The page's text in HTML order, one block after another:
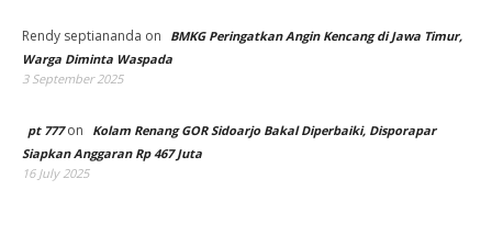
Rendy septiananda on
BMKG Peringatkan Angin Kencang di Jawa Timur,
Warga Diminta Waspada
3 September 2025
pt 777on
Kolam Renang GOR Sidoarjo Bakal Diperbaiki, Disporapar
Siapkan Anggaran Rp 467 Juta
16 July 2025